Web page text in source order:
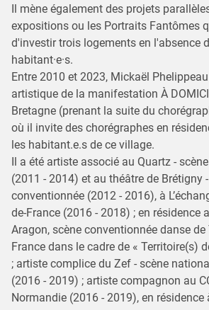
Il mène également des projets
expositions ou les Portraits Fantômes
d'investir trois logements en l'absence
habitant·e·s.
Entre 2010 et 2023, Mickaël
artistique de la manifestation À
Bretagne (prenant la suite du
où il invite des chorégraphes en
les habitant.e.s de ce village.
Il a été artiste associé au Quartz -
(2011 - 2014) et au théâtre de Brétigny
conventionnée (2012 - 2016), à
de-France (2016 - 2018) ; en résidence
Aragon, scène conventionnée danse de
France dans le cadre de « Territoire(s)
; artiste complice du Zef - scène
(2016 - 2019) ; artiste compagnon au
Normandie (2016 - 2019), en résidence